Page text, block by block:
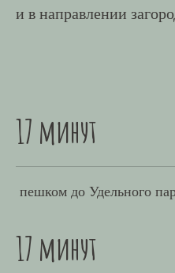
и в направлении
17 минут
пешком до Удельного
17 минут